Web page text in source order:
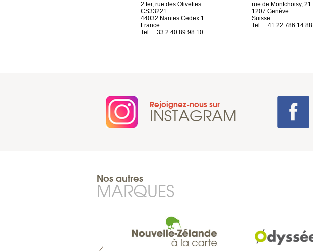
2 ter, rue des Olivettes
CS33221
44032 Nantes Cedex 1
France
Tel : +33 2 40 89 98 10
rue de Montchoisy, 21
1207 Genève
Suisse
Tel : +41 22 786 14 88
Rejoignez-nous sur
INSTAGRAM
Nos autres
MARQUES